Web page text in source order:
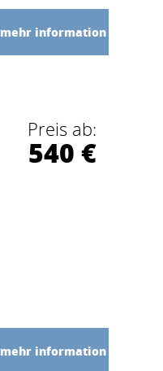
mehr information
Preis ab:
540 €
mehr information